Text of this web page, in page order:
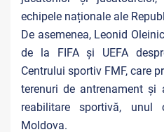
echipele naționale ale
De asemenea, Leonid
de la FIFA și UEFA
Centrului sportiv FMF, care
terenuri de antrenament și
reabilitare sportivă,
Moldova.